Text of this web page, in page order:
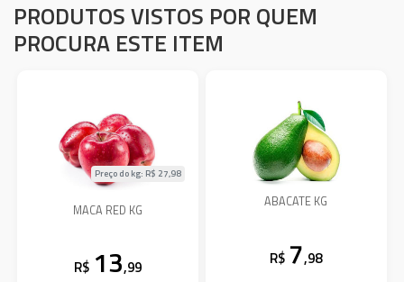
PRODUTOS VISTOS POR QUEM
PROCURA ESTE ITEM
MACA RED KG
Preço do kg: R$ 27,98
R$ 13,99
ABACATE KG
R$ 7,98